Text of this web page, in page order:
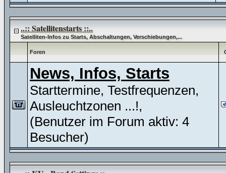
..:: Satellitenstarts ::..
Satelliten-Infos zu Starts, Abschaltungen, Verschiebungen,...
Foren
News, Infos, Starts
Starttermine, Testfrequenzen,
Ausleuchtzonen ...!,
(Benutzer im Forum aktiv: 4
Besucher)